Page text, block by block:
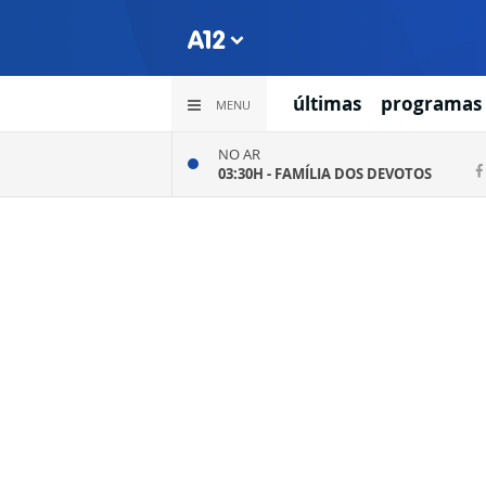
MENU últimas programas
NO AR
03:30H - FAMÍLIA DOS DEVOTOS